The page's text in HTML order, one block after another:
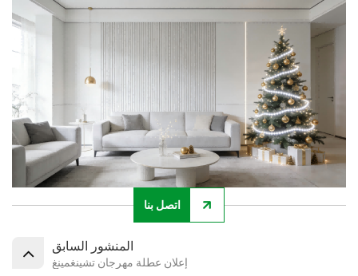
اتصل بنا
المنشور السابق
إعلان عطلة مهرجان تشينغمينغ